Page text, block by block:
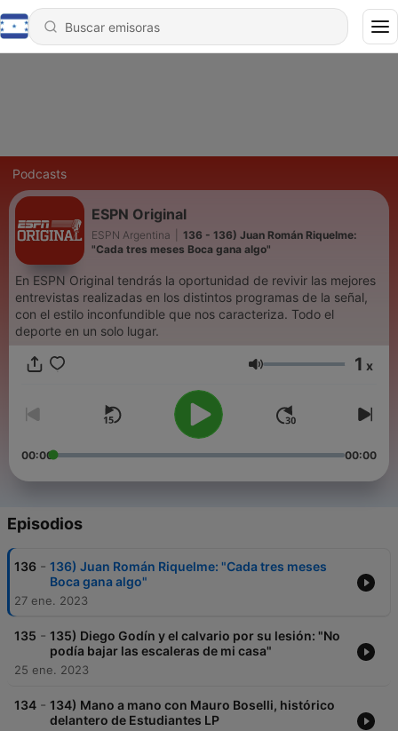
Podcasts
ESPN Original
ESPN Argentina
136 - 136) Juan Román Riquelme:
"Cada tres meses Boca gana algo"
En ESPN Original tendrás la oportunidad de revivir las mejores
entrevistas realizadas en los distintos programas de la señal,
con el estilo inconfundible que nos caracteriza. Todo el
deporte en un solo lugar.
Volumen 1 x
00:00 00:00
Episodios
136 - 136) Juan Román Riquelme: "Cada tres meses
Boca gana algo"
27 ene. 2023
135 - 135) Diego Godín y el calvario por su lesión: "No
podía bajar las escaleras de mi casa"
25 ene. 2023
134 - 134) Mano a mano con Mauro Boselli, histórico
delantero de Estudiantes LP